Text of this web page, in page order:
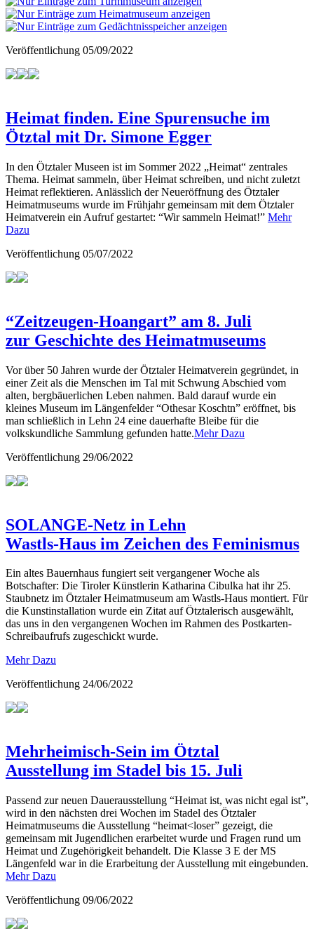
Veröffentlichung 05/09/2022
Heimat finden. Eine Spurensuche im
Ötztal mit Dr. Simone Egger
In den Ötztaler Museen ist im Sommer 2022 „Heimat“ zentrales
Thema. Heimat sammeln, über Heimat schreiben, und nicht zuletzt
Heimat reflektieren. Anlässlich der Neueröffnung des Ötztaler
Heimatmuseums wurde im Frühjahr gemeinsam mit dem Ötztaler
Heimatverein ein Aufruf gestartet: “Wir sammeln Heimat!” Mehr
Dazu
Veröffentlichung 05/07/2022
“Zeitzeugen-Hoangart” am 8. Juli
zur Geschichte des Heimatmuseums
Vor über 50 Jahren wurde der Ötztaler Heimatverein gegründet, in
einer Zeit als die Menschen im Tal mit Schwung Abschied vom
alten, bergbäuerlichen Leben nahmen. Bald darauf wurde ein
kleines Museum im Längenfelder “Othesar Koschtn” eröffnet, bis
man schließlich in Lehn 24 eine dauerhafte Bleibe für die
volkskundliche Sammlung gefunden hatte.Mehr Dazu
Veröffentlichung 29/06/2022
SOLANGE-Netz in Lehn
Wastls-Haus im Zeichen des Feminismus
Ein altes Bauernhaus fungiert seit vergangener Woche als
Botschafter: Die Tiroler Künstlerin Katharina Cibulka hat ihr 25.
Staubnetz im Ötztaler Heimatmuseum am Wastls-Haus montiert. Für
die Kunstinstallation wurde ein Zitat auf Ötztalerisch ausgewählt,
das uns in den vergangenen Wochen im Rahmen des Postkarten-
Schreibaufrufs zugeschickt wurde.
Mehr Dazu
Veröffentlichung 24/06/2022
Mehrheimisch-Sein im Ötztal
Ausstellung im Stadel bis 15. Juli
Passend zur neuen Dauerausstellung “Heimat ist, was nicht egal ist”,
wird in den nächsten drei Wochen im Stadel des Ötztaler
Heimatmuseums die Ausstellung “heimat<loser” gezeigt, die
gemeinsam mit Jugendlichen erarbeitet wurde und Fragen rund um
Heimat und Zugehörigkeit behandelt. Die Klasse 3 E der MS
Längenfeld war in die Erarbeitung der Ausstellung mit eingebunden.
Mehr Dazu
Veröffentlichung 09/06/2022